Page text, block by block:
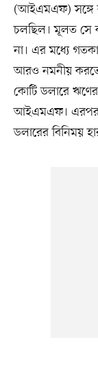
(আইএমএফ) সঙ্গে
চলছিল। মূলত সে
না। এর মধ্যে
আরও নমনীয় করতে
কোটি ডলারে
আইএমএফ।
ডলারের বিনিময়